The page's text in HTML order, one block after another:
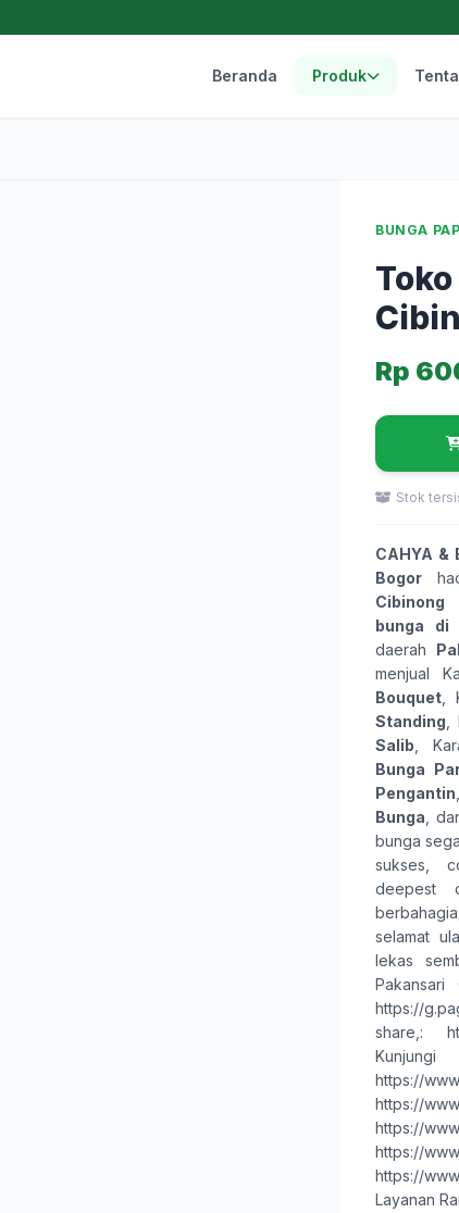
Beranda Produk
BUNGA
Rp
Stok
CAHYA &
Bogor
Cibinong
bunga
di
daerah
menjual
Bouquet ,
Standing
Salib ,
Bunga
Pengantin
Bunga ,
bunga
sukses
deepest
berbahagia
selamat
lekas
Pakansari
https://
share, :
https://
https://
https://
https://
https://
Layanan